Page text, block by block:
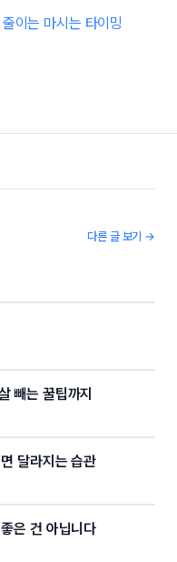
이는 마시는 타이밍
다른 글 보기 →
빼는 꿀팁까지
달라지는 습관
은 건 아닙니다